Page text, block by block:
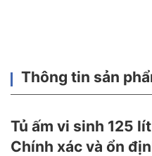
Thông tin sản
Tủ ấm vi sinh 125
Chính xác và ổn